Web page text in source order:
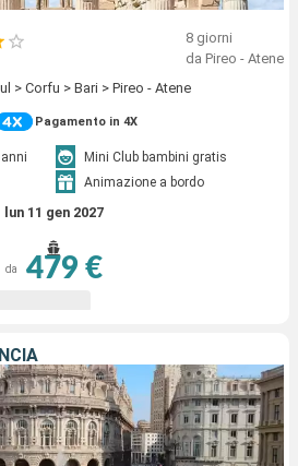
8 giorni
da Pireo - Atene
> Corfu > Bari > Pireo - Atene
Pagamento in 4X
Mini Club bambini gratis
Animazione a bordo
lun 11 gen 2027
da 479 €